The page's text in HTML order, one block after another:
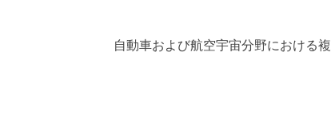
自動車および航空宇宙分野における